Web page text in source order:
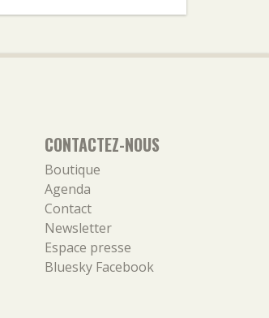
CONTACTEZ-NOUS
Boutique
Agenda
Contact
Newsletter
Espace presse
Bluesky Facebook